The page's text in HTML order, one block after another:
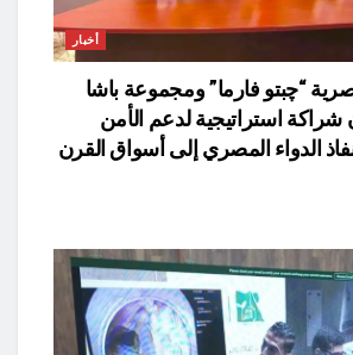
أخبار
“چبتو فارما” ومجموعة باشا
شراكة استراتيجية لدعم الأمن
الدواء المصري إلى أسواق القرن